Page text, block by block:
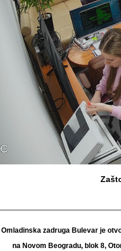
Omladinska zadruga Bulevar je
na Novom Beogradu, blok 8,